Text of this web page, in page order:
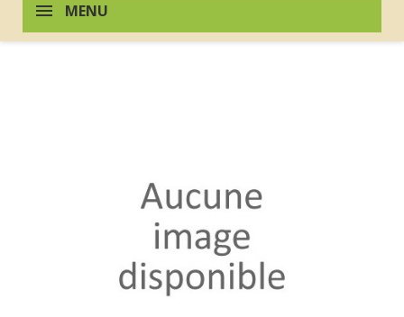
MENU